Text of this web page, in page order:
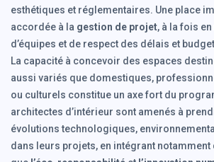
esthétiques et réglementaires. Une place
accordée à la gestion de projet, à la fois
d’équipes et de respect des délais et
La capacité à concevoir des espaces
aussi variés que domestiques,
ou culturels constitue un axe fort du
architectes d’intérieur sont amenés à
évolutions technologiques,
dans leurs projets, en intégrant